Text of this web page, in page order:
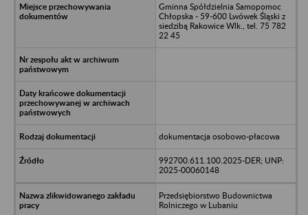
Gminna Spółdzielnia Samopomoc
Chłopska - 59-600 Lwówek Śląski z
siedzibą Rakowice Wlk., tel. 75 782
22 45
dokumentacja osobowo-płacowa
992700.611.100.2025-DER; UNP:
2025-00060148
Przedsiębiorstwo Budownictwa
Rolniczego w Lubaniu